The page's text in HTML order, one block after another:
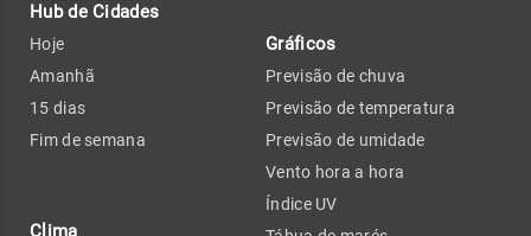
Hub de Cidades
Hoje
Amanhã
15 dias
Fim de semana
Clima
Gráficos
Previsão de chuva
Previsão de temperatura
Previsão de umidade
Vento hora a hora
Índice UV